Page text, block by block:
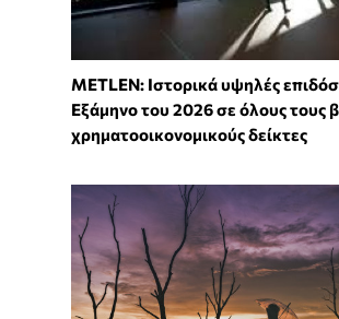
METLEN: Ιστορικά υψηλές
Εξάμηνο του 2026 σε όλους τους
χρηματοοικονομικούς δείκτες